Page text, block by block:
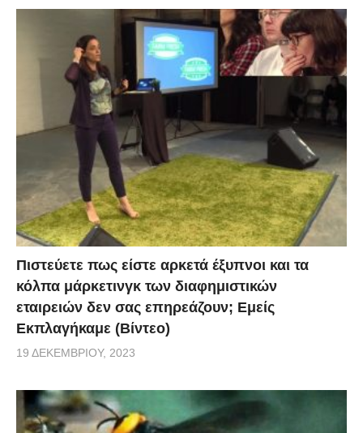
Πιστεύετε πως είστε αρκετά έξυπνοι και τα
κόλπα μάρκετινγκ των διαφημιστικών
εταιρειών δεν σας επηρεάζουν; Εμείς
Εκπλαγήκαμε (Βίντεο)
19 ΔΕΚΕΜΒΡΊΟΥ, 2023